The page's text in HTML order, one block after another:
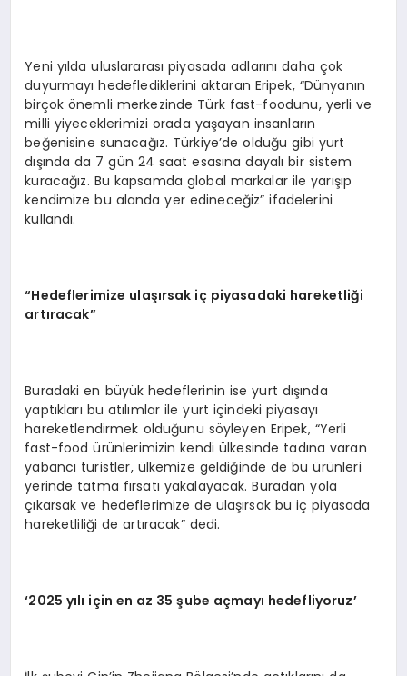
Yeni yılda uluslararası piyasada adlarını daha çok
duyurmayı hedeflediklerini aktaran Eripek, “Dünyanın
birçok önemli merkezinde Türk fast-foodunu, yerli ve
milli yiyeceklerimizi orada yaşayan insanların
beğenisine sunacağız. Türkiye’de olduğu gibi yurt
dışında da 7 gün 24 saat esasına dayalı bir sistem
kuracağız. Bu kapsamda global markalar ile yarışıp
kendimize bu alanda yer edineceğiz” ifadelerini
kullandı.
“Hedeflerimize ulaşırsak iç piyasadaki hareketliği
artıracak”
Buradaki en büyük hedeflerinin ise yurt dışında
yaptıkları bu atılımlar ile yurt içindeki piyasayı
hareketlendirmek olduğunu söyleyen Eripek, “Yerli
fast-food ürünlerimizin kendi ülkesinde tadına varan
yabancı turistler, ülkemize geldiğinde de bu ürünleri
yerinde tatma fırsatı yakalayacak. Buradan yola
çıkarsak ve hedeflerimize de ulaşırsak bu iç piyasada
hareketliliği de artıracak” dedi.
‘2025 yılı için en az 35 şube açmayı hedefliyoruz’